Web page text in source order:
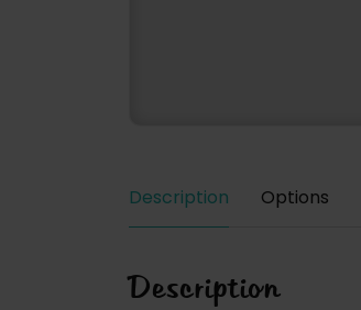
Description Options
Description